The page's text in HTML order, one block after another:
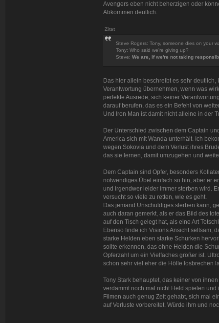
Avengers eben nicht beherzigen oder
Abkommen deutlich:
Zitat
Steve Rogers: Tony, someone dies on your
Tony: Who said we're giving up?
Steve: We are, if we're not taking
Das hier allein beschreibt es sehr
Verantwortung übernehmen, wenn was
perfekte Ausrede, sich keiner
darauf berufen, das es ein Befehl von
Und Iron Man ist damit nicht alleine in der
Der Unterschied zwischen dem Captain
America sich mit Wanda unterhält. Ich
wegen Sokovia und dem Verlust ihres
das sie lernen, damit umzugehen und
Dem Captain sind Opfer, besonders
notwendiges Übel einfach so hin, aber er
und irgendwer leider immer sterben wird.
versucht so viele zu retten, wie es geht.
Das jemand Unschuldiges sterben kann,
auch daran gemerkt, als er das Bild des
auf den Tisch gelegt hat, als eine Art
Ebenso finde ich Visions Ansicht seltsam,
starke Helden eben starke Schurken
sollte erkennen, das ohne Helden die
Opferzahl um ein Vielfaches größer ist.
schon sehr viel eher die Hölle losbrechen
Tony Stark behauptet, das keiner von
verdammt noch mal nicht Held spielen
Filmen auch genug Zeit gehabt, sich mal
auf Verluste vorbereitet. Würde ihm und